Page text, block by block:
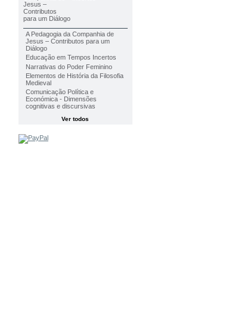
A Pedagogia da Companhia de
Jesus – Contributos para um
Diálogo
Educação em Tempos Incertos
Narrativas do Poder Feminino
Elementos de História da Filosofia
Medieval
Comunicação Política e
Económica - Dimensões
cognitivas e discursivas
Ver todos